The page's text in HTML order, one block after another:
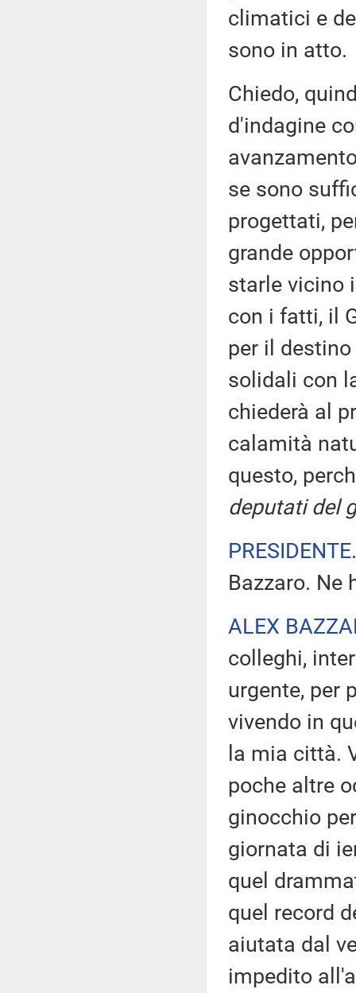
climatici e
sono in atto.
Chiedo,
d'indagine
se sono
progettati,
grande
starle vicino
con i fatti, il
per il
solidali con
chiederà al
calamità
questo,
deputati del
PRESIDENTE
Bazzaro. Ne
ALEX
colleghi,
urgente, per
vivendo in
la mia città.
poche altre
ginocchio
giornata di
quel
quel record
aiutata dal
impedito